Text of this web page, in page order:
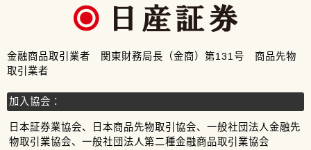
金融商品取引業者 関東財務局長（金商）第131号 商品先物
取引業者
加入協会：
日本証券業協会、日本商品先物取引協会、一般社団法人金融先
物取引業協会、一般社団法人第二種金融商品取引業協会